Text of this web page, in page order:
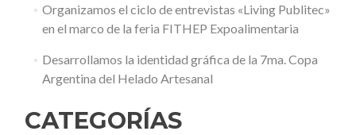
Organizamos el ciclo de entrevistas «Living Publitec»
en el marco de la feria FITHEP Expoalimentaria
Desarrollamos la identidad gráfica de la 7ma. Copa
Argentina del Helado Artesanal
CATEGORÍAS